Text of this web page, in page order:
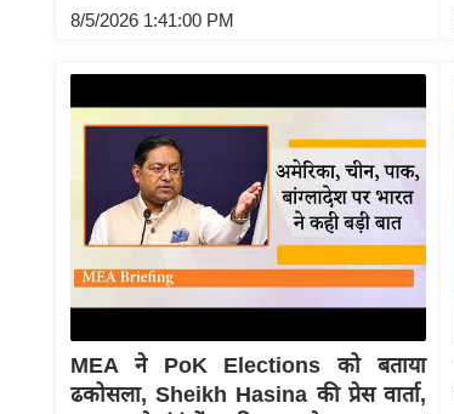
8/5/2026 1:41:00 PM
MEA ने PoK Elections को बताया
ढकोसला, Sheikh Hasina की प्रेस वार्ता,